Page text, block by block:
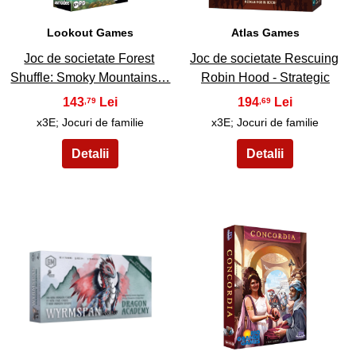
Lookout Games
Joc de societate Forest
Shuffle: Smoky Mountains…
143,79
x3E; Jocuri de familie
Atlas Games
Joc de societate Rescuing
Robin Hood - Strategic
194,69
x3E; Jocuri de familie
9 10